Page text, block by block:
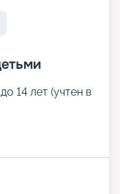
14 лет (учтен в